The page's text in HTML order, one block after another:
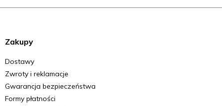
Zakupy
Dostawy
Zwroty i reklamacje
Gwarancja bezpieczeństwa
Formy płatności